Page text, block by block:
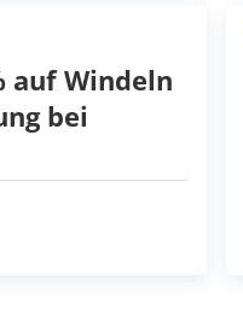
auf Windeln
bei